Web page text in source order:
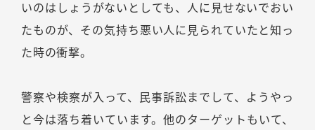
いのはしょうがないとしても、人に見せないでおい
たものが、その気持ち悪い人に見られていたと知っ
た時の衝撃。
警察や検察が入って、民事訴訟までして、ようやっ
と今は落ち着いています。他のターゲットもいて、